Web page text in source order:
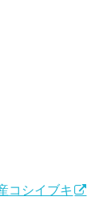
シイブキ